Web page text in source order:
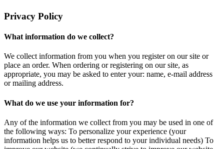
Privacy Policy
What information do we collect?
We collect information from you when you register on our site or
place an order. When ordering or registering on our site, as
appropriate, you may be asked to enter your: name, e-mail address
or mailing address.
What do we use your information for?
Any of the information we collect from you may be used in one of
the following ways: To personalize your experience (your
information helps us to better respond to your individual needs) To